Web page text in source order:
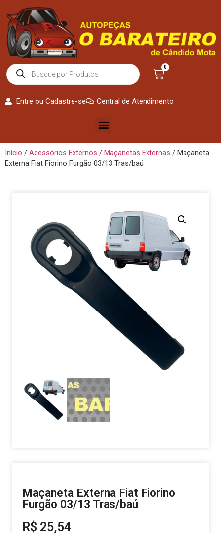
0
Entre ou Cadastre-se Central de Atendimento
Início / Acessórios Externos / Maçanetas Externas / Maçaneta
Externa Fiat Fiorino Furgão 03/13 Tras/baú
Maçaneta Externa Fiat Fiorino
Furgão 03/13 Tras/baú
R$ 25,54